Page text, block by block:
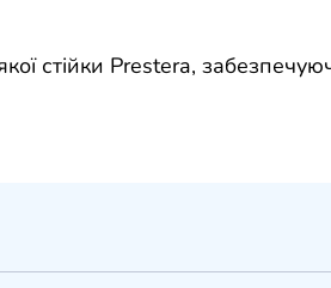
стійки Prestera,